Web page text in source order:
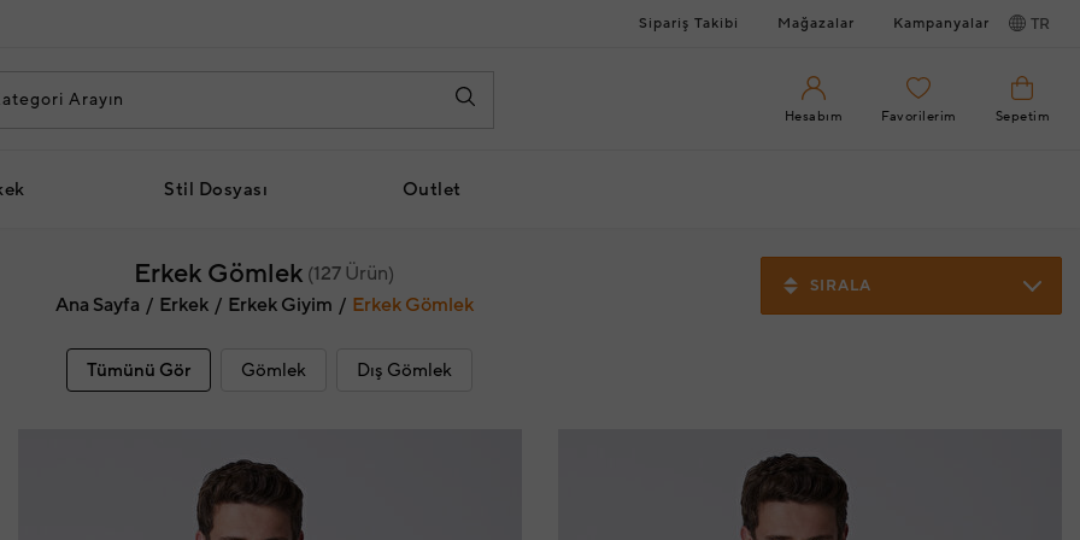
Sipariş Takibi Mağazalar Kampanyalar TR
Hesabım Favorilerim Sepetim
Stil Dosyası Outlet
Erkek Gömlek (127 Ürün)
Ana Sayfa
Erkek Erkek Giyim Erkek Gömlek
SIRALA
Gömlek Dış Gömlek
Tümünü Gör